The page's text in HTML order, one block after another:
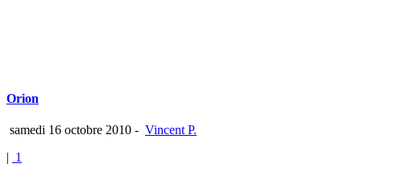
Orion
samedi 16 octobre 2010 - Vincent P.
| 1